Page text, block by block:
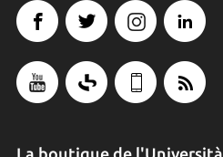
La boutique de l'Università